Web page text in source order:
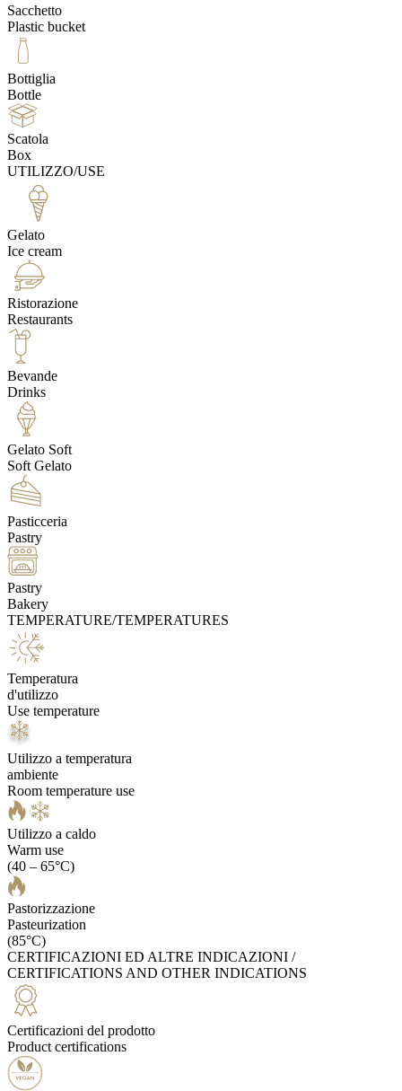
Sacchetto
Plastic bucket
Bottiglia
Bottle
Scatola
Box
UTILIZZO/USE
Gelato
Ice cream
Ristorazione
Restaurants
Bevande
Drinks
Gelato Soft
Soft Gelato
Pasticceria
Pastry
Pastry
Bakery
TEMPERATURE/TEMPERATURES
Temperatura
d'utilizzo
Use temperature
Utilizzo a temperatura
ambiente
Room temperature use
Utilizzo a caldo
Warm use
(40 – 65°C)
Pastorizzazione
Pasteurization
(85°C)
CERTIFICAZIONI ED ALTRE INDICAZIONI /
CERTIFICATIONS AND OTHER INDICATIONS
Certificazioni del prodotto
Product certifications